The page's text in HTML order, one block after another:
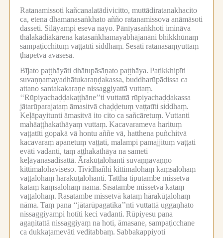
Ratanamissoti kañcanalatādivicitto, muttādiratanakhacito
ca, etena dhamanasaṅkhato añño ratanamissova anāmāsoti
dasseti. Silāyampi eseva nayo. Pānīyasaṅkhoti imināva
thālakādiākārena katasaṅkhamayabhājanāni bhikkhūnaṃ
sampaṭicchituṃ vaṭṭatīti siddhaṃ. Sesāti ratanasaṃyuttaṃ
ṭhapetvā avasesā.
Bījato paṭṭhāyāti dhātupāsāṇato paṭṭhāya. Paṭikkhipīti
suvaṇṇamayadhātukaraṇḍakassa, buddharūpādissa ca
attano santakakaraṇe nissaggiyattā vuttaṃ.
‘‘Rūpiyachaḍḍakaṭṭhāne’’ti vuttattā rūpiyachaḍḍakassa
jātarūparajataṃ āmasitvā chaḍḍetuṃ vaṭṭatīti siddhaṃ.
Keḷāpayitunti āmasitvā ito cito ca sañcāretuṃ. Vuttanti
mahāaṭṭhakathāyaṃ vuttaṃ. Kacavarameva harituṃ
vaṭṭatīti gopakā vā hontu aññe vā, hatthena puñchitvā
kacavaraṃ apanetuṃ vaṭṭati, malampi pamajjituṃ vaṭṭati
evāti vadanti, taṃ aṭṭhakathāya na sameti
keḷāyanasadisattā. Ārakūṭalohanti suvaṇṇavaṇṇo
kittimalohaviseso. Tividhañhi kittimalohaṃ kaṃsalohaṃ
vaṭṭalohaṃ hārakūṭalohanti. Tattha tiputambe missetvā
kataṃ kaṃsalohaṃ nāma. Sīsatambe missetvā kataṃ
vaṭṭalohaṃ. Rasatambe missetvā kataṃ hārakūṭalohaṃ
nāma. Taṃ pana ‘‘jātarūpagatika’’nti vuttattā uggaṇhato
nissaggiyampi hotīti keci vadanti. Rūpiyesu pana
agaṇitattā nissaggiyaṃ na hoti, āmasane, sampaṭicchane
ca dukkaṭamevāti veditabbaṃ. Sabbakappiyoti